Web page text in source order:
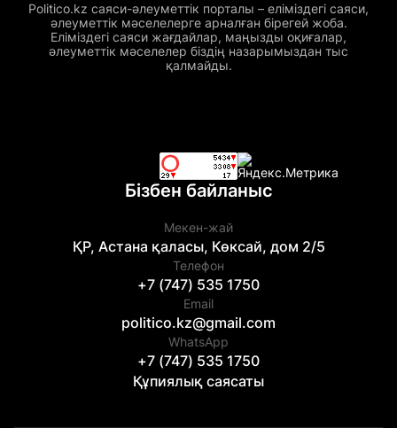
Politico.kz саяси-әлеуметтік порталы – еліміздегі саяси,
әлеуметтік мәселелерге арналған бірегей жоба.
Еліміздегі саяси жағдайлар, маңызды оқиғалар,
әлеуметтік мәселелер біздің назарымыздан тыс
қалмайды.
Бізбен байланыс
Мекен-жай
ҚР, Астана қаласы, Көксай, дом 2/5
Телефон
+7 (747) 535 1750
Email
politico.kz@gmail.com
WhatsApp
+7 (747) 535 1750
Құпиялық саясаты